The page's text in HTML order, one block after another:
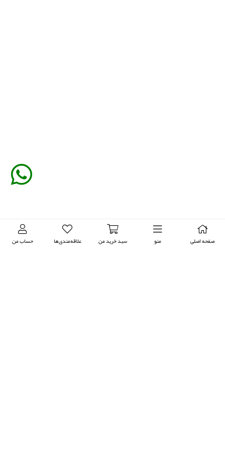
صفحه اصلی منو سبد خرید من علاقه‌مندی‌ها حساب من